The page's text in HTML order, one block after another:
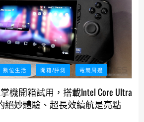
數位生活 開箱/評測 電競周邊
掌機開箱試用，搭載Intel Core Ultra
絕妙體驗、超長效續航是亮點